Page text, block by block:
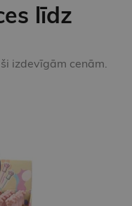
līdz
izdevīgām cenām.